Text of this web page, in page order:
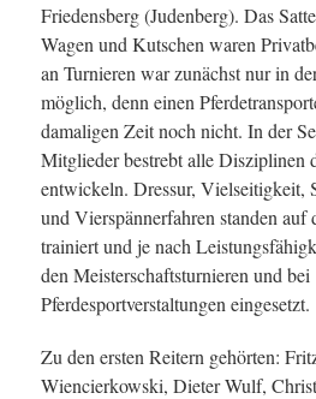
Friedensberg (Judenberg). Das
Wagen und Kutschen waren
an Turnieren war zunächst nur in
möglich, denn einen
damaligen Zeit noch nicht. In der
Mitglieder bestrebt alle Disziplinen
entwickeln. Dressur, Vielseitigkeit,
und Vierspännerfahren standen auf
trainiert und je nach
den Meisterschaftsturnieren und bei
Pferdesportverstaltungen eingesetzt.
Zu den ersten Reitern gehörten:
Wiencierkowski, Dieter Wulf,